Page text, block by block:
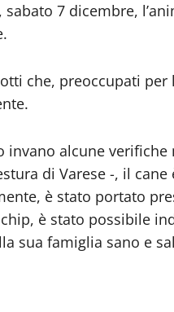
7 dicembre,
che, preoccupati
invano alcune
di Varese -, il
è stato portato
è stato possibile
sua famiglia sano e